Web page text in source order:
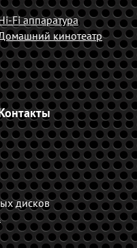
Fi аппаратура
кинотеатр
дисков